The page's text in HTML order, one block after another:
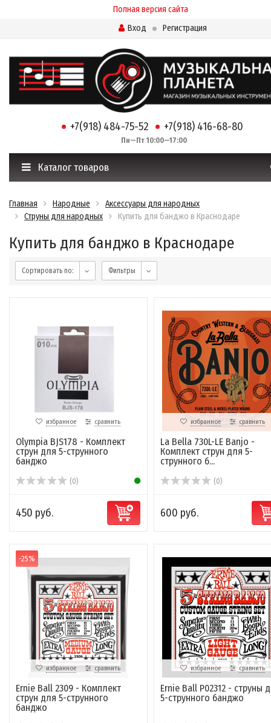
Полная версия сайта
Вход
Регистрация
+7(918) 484-75-52 +7(918) 416-68-80
Пн—Пт 10:00—17:00
Каталог товаров
Главная Народные
Аксессуары для народных
Струны для народных
Купить для банджо в Краснодаре
Купить для банджо в Краснодаре
Сортировать по: Фильтры
избранное сравнить
Olympia BJS178 - Комплект
струн для 5-струнного
банджо
(0)
450 руб.
избранное сравнить
La Bella 730L-LE Banjo -
Комплект струн для 5-
струнного б...
(0)
600 руб.
-25%
избранное сравнить
Ernie Ball 2309 - Комплект
струн для 5-струнного
банджо
избранное сравнить
Ernie Ball P02312 - струны
5-струнного банджо